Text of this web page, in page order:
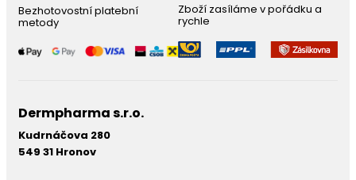
Bezhotovostní platební
metody
Zboží zasíláme v pořádku a
rychle
Dermpharma s.r.o.
Kudrnáčova 280
549 31 Hronov